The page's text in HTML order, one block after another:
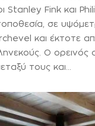
Stanley Fink και
σε
και έκτοτε
Ο ορεινός
τους και…